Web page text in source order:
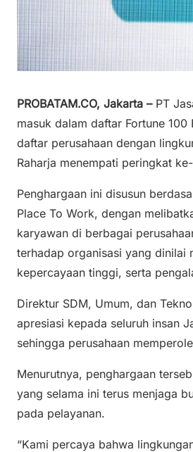
PROBATAM.CO, Jakarta –PT
masuk dalam daftar Fortune
daftar perusahaan dengan
Raharja menempati peringkat
Penghargaan ini disusun
Place To Work, dengan
karyawan di berbagai
terhadap organisasi yang dinilai
kepercayaan tinggi, serta
Direktur SDM, Umum, dan
apresiasi kepada seluruh insan
sehingga perusahaan
Menurutnya, penghargaan
yang selama ini terus menjaga
pada pelayanan.
“Kami percaya bahwa